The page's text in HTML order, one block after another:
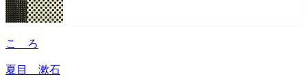
こゝろ
夏目 漱石